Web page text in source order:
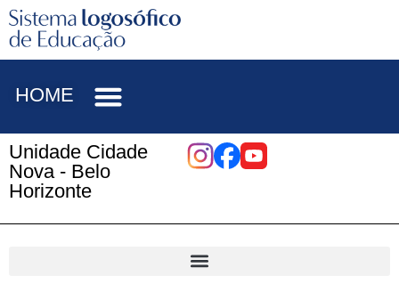
HOME
Unidade Cidade
Nova - Belo
Horizonte